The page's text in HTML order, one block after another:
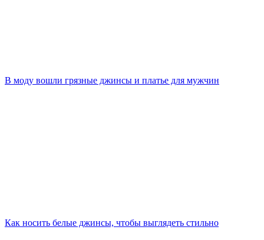
В моду вошли грязные джинсы и платье для мужчин
Как носить белые джинсы, чтобы выглядеть стильно